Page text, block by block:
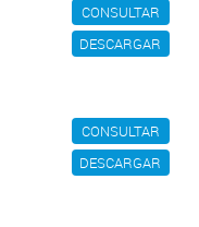
CONSULTAR
DESCARGAR
CONSULTAR
DESCARGAR